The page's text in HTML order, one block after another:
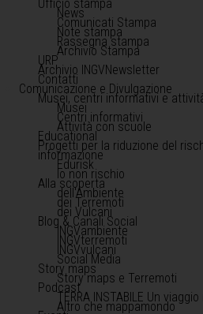
Ufficio stampa
News
Comunicati Stampa
Note stampa
Rassegna stampa
Archivio Stampa
URP
Archivio INGVNewsletter
Contatti
Comunicazione e Divulgazione
Musei, centri informativi e
Musei
Centri informativi
Attività con scuole
Educational
Progetti per la riduzione del
informazione
Edurisk
Io non rischio
Alla scoperta
dell'Ambiente
dei Terremoti
dei Vulcani
Blog & Canali Social
INGVambiente
INGVterremoti
INGVvulcani
Social Media
Story maps
Story maps e Terremoti
Podcast
TERRA INSTABILE Un
Altro che mappamondo